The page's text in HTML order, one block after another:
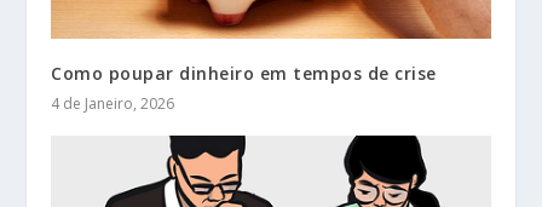
Como poupar dinheiro em tempos de crise
4 de Janeiro, 2026